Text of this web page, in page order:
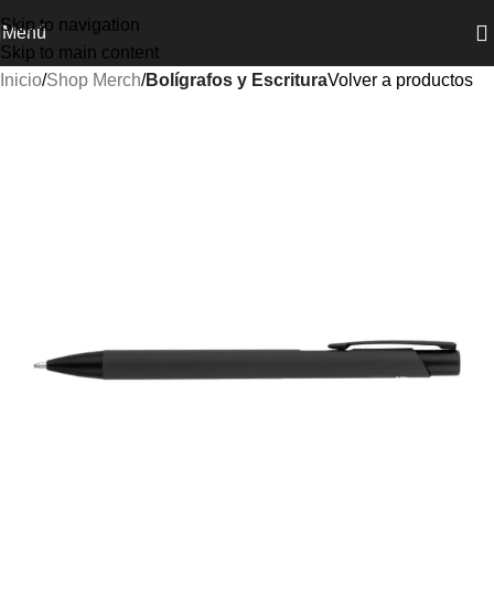
Skip to navigation
Skip to main content
Menú
Inicio Shop Merch Bolígrafos y EscrituraVolver a productos